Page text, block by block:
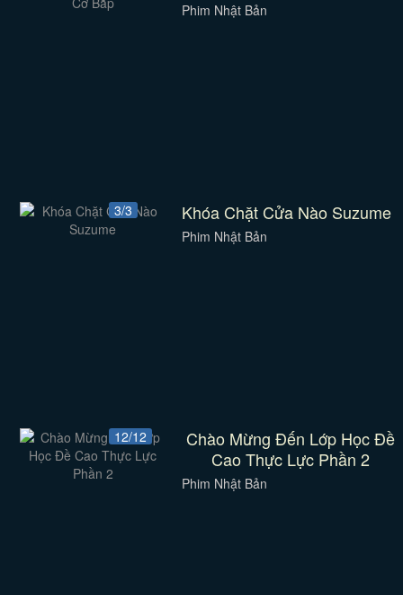
Phim Nhật Bản
3/3 Khóa Chặt Cửa Nào Suzume
Phim Nhật Bản
12/12
Chào Mừng Đến Lớp Học Đề
Cao Thực Lực Phần 2
Phim Nhật Bản